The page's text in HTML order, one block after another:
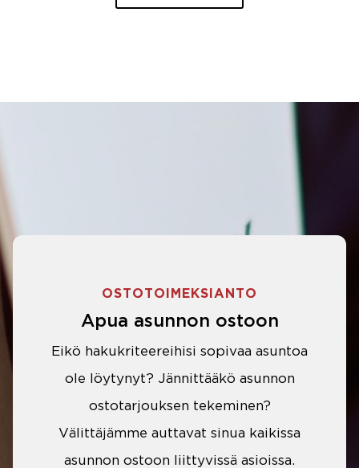
OSTOTOIMEKSIANTO
Apua asunnon ostoon
Eikö hakukriteereihisi sopivaa asuntoa
ole löytynyt? Jännittääkö asunnon
ostotarjouksen tekeminen?
Välittäjämme auttavat sinua kaikissa
asunnon ostoon liittyvissä asioissa.